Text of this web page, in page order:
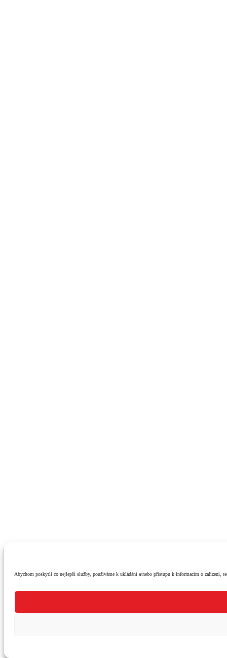
Abychom poskytli co nejlepší služby, používáme k ukládání a/nebo přístupu k informacím o zařízení,